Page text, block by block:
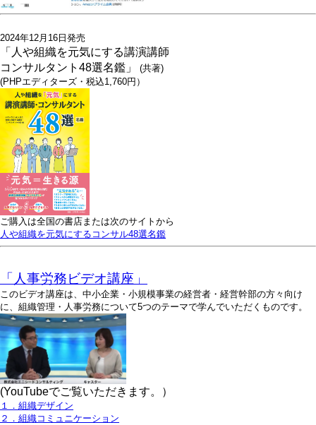
2024年12月16日発売
「人や組織を元気にする講演講師
コンサルタント48選名鑑」 (共著)
(PHPエディターズ・税込1,760円）
ご購入は全国の書店または次のサイトから
人や組織を元気にするコンサル48選名鑑
「人事労務ビデオ講座」
このビデオ講座は、中小企業・小規模事業の経営者・経営幹部の方々向け
に、組織管理・人事労務について5つのテーマで学んでいただくものです。
(YouTubeでご覧いただきます。）
１．組織デザイン
２．組織コミュニケーション